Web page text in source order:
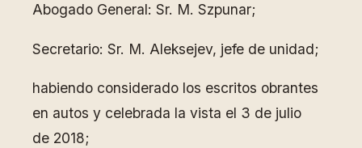
Abogado General: Sr. M. Szpunar;
Secretario: Sr. M. Aleksejev, jefe de unidad;
habiendo considerado los escritos obrantes
en autos y celebrada la vista el 3 de julio
de 2018;